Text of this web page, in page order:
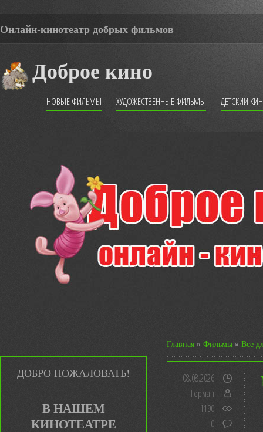
Онлайн-кинотеатр добрых фильмов
Доброе кино
НОВЫЕ ФИЛЬМЫ ХУДОЖЕСТВЕННЫЕ ФИЛЬМЫ ДЕТСКИЙ
ДОБРО ПОЖАЛОВАТЬ!
В НАШЕМ
КИНОТЕАТРЕ
Главная » Фильмы » Все
08.08.2026
Герман
1190
0